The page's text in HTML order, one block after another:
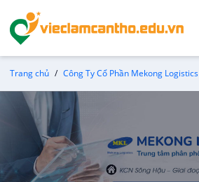
Trang chủ Công Ty Cổ Phần Mekong Logistics